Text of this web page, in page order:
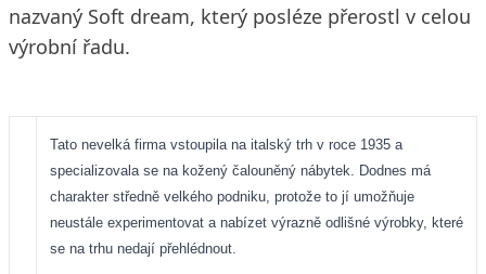
nazvaný Soft dream, který posléze přerostl v celou
výrobní řadu.
Tato nevelká firma vstoupila na italský trh v roce 1935 a
specializovala se na kožený čalouněný nábytek. Dodnes má
charakter středně velkého podniku, protože to jí umožňuje
neustále experimentovat a nabízet výrazně odlišné výrobky, které
se na trhu nedají přehlédnout.